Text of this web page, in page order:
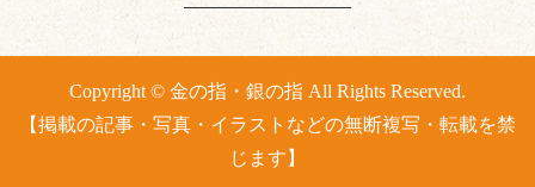
Copyright © 金の指・銀の指 All Rights Reserved.
【掲載の記事・写真・イラストなどの無断複写・転載を禁
じます】